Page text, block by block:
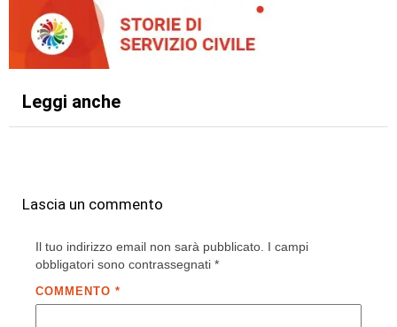
Leggi anche
Lascia un commento
Il tuo indirizzo email non sarà pubblicato. I campi
obbligatori sono contrassegnati *
COMMENTO *